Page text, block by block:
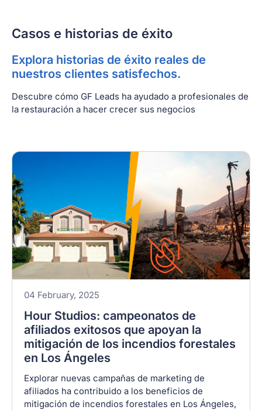
Casos e historias de éxito
Explora historias de éxito reales de
nuestros clientes satisfechos.
Descubre cómo GF Leads ha ayudado a profesionales de
la restauración a hacer crecer sus negocios
04 February, 2025
Hour Studios: campeonatos de
afiliados exitosos que apoyan la
mitigación de los incendios forestales
en Los Ángeles
Explorar nuevas campañas de marketing de
afiliados ha contribuido a los beneficios de
mitigación de incendios forestales en Los Ángeles,